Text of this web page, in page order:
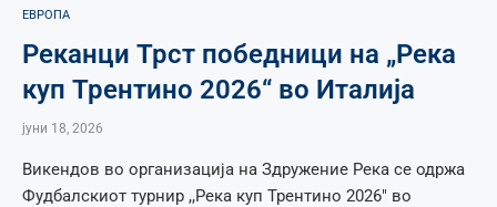
ЕВРОПА
Реканци Трст победници на „Река
куп Трентино 2026“ во Италија
јуни 18, 2026
Викендов во организација на Здружение Река се одржа
Фудбалскиот турнир ,,Река куп Трентино 2026″ во